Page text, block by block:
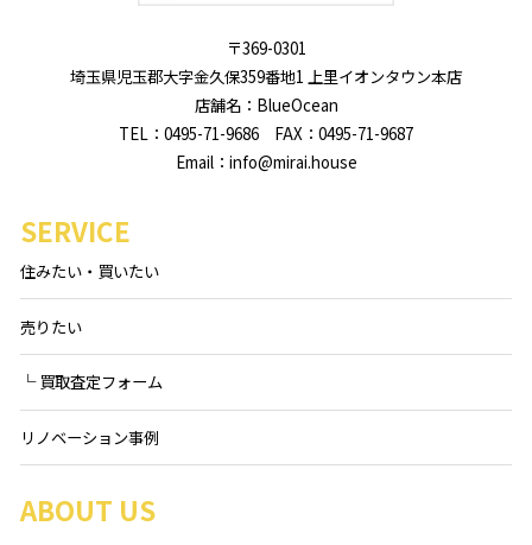
〒369-0301
埼玉県児玉郡大字金久保359番地1 上里イオンタウン本店
店舗名：BlueOcean
TEL：0495-71-9686 FAX：0495-71-9687
Email：info@mirai.house
SERVICE
住みたい・買いたい
売りたい
└ 買取査定フォーム
リノベーション事例
ABOUT US